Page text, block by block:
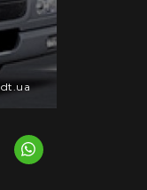
dt.ua